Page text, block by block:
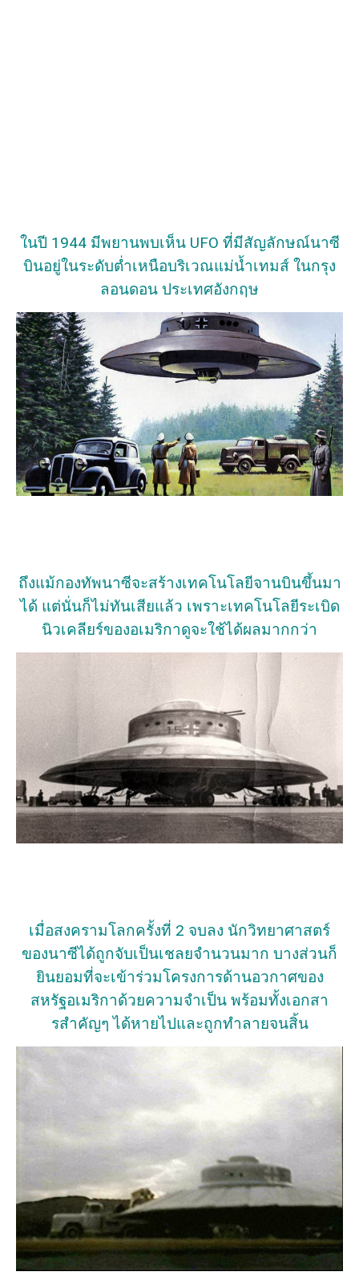
ในปี 1944 มีพยานพบเห็น UFO ที่มีสัญลักษณ์นาซี
บินอยู่ในระดับต่ำเหนือบริเวณแม่น้ำเทมส์ ในกรุง
ลอนดอน ประเทศอังกฤษ
ถึงแม้กองทัพนาซีจะสร้างเทคโนโลยีจานบินขึ้นมา
ได้ แต่นั่นก็ไม่ทันเสียแล้ว เพราะเทคโนโลยีระเบิด
นิวเคลียร์ของอเมริกาดูจะใช้ได้ผลมากกว่า
เมื่อสงครามโลกครั้งที่ 2 จบลง นักวิทยาศาสตร์
ของนาซีได้ถูกจับเป็นเชลยจำนวนมาก บางส่วนก็
ยินยอมที่จะเข้าร่วมโครงการด้านอวกาศของ
สหรัฐอเมริกาด้วยความจำเป็น พร้อมทั้งเอกสา
รสำคัญๆ ได้หายไปและถูกทำลายจนสิ้น